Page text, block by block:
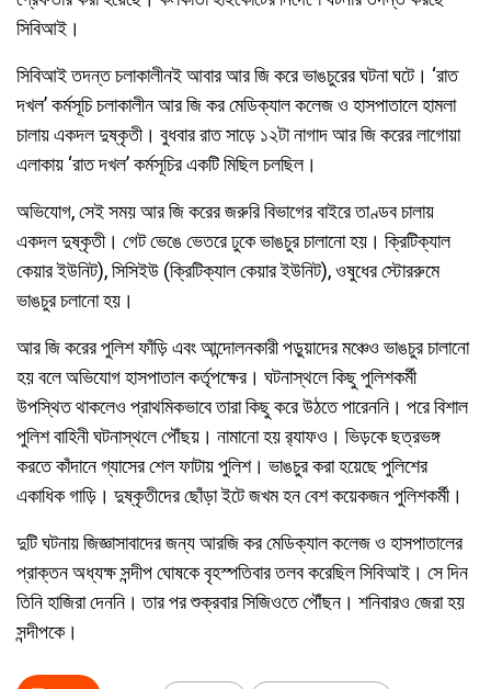
সিবিআই।
সিবিআই তদন্ত চলাকালীনই আবার আর জি করে ভাঙচুরের ঘটনা ঘটে। ‘রাত
দখল’ কর্মসূচি চলাকালীন আর জি কর মেডিক্যাল কলেজ ও হাসপাতালে হামলা
চালায় একদল দুষ্কৃতী। বুধবার রাত সাড়ে ১২টা নাগাদ আর জি করের লাগোয়া
এলাকায় ‘রাত দখল’ কর্মসূচির একটি মিছিল চলছিল।
অভিযোগ, সেই সময় আর জি করের জরুরি বিভাগের বাইরে তাণ্ডব চালায়
একদল দুষ্কৃতী। গেট ভেঙে ভেতরে ঢুকে ভাঙচুর চালানো হয়। ক্রিটিক্যাল
কেয়ার ইউনিট), সিসিইউ (ক্রিটিক্যাল কেয়ার ইউনিট), ওষুধের স্টোররুমে
ভাঙচুর চলানো হয়।
আর জি করের পুলিশ ফাঁড়ি এবং আন্দোলনকারী পড়ুয়াদের মঞ্চেও ভাঙচুর চালানো
হয় বলে অভিযোগ হাসপাতাল কর্তৃপক্ষের। ঘটনাস্থলে কিছু পুলিশকর্মী
উপস্থিত থাকলেও প্রাথমিকভাবে তারা কিছু করে উঠতে পারেননি। পরে বিশাল
পুলিশ বাহিনী ঘটনাস্থলে পৌঁছয়। নামানো হয় র‌্যাফও। ভিড়কে ছত্রভঙ্গ
করতে কাঁদানে গ্যাসের শেল ফাটায় পুলিশ। ভাঙচুর করা হয়েছে পুলিশের
একাধিক গাড়ি। দুষ্কৃতীদের ছোঁড়া ইটে জখম হন বেশ কয়েকজন পুলিশকর্মী।
দুটি ঘটনায় জিজ্ঞাসাবাদের জন্য আরজি কর মেডিক্যাল কলেজ ও হাসপাতালের
প্রাক্তন অধ্যক্ষ সন্দীপ ঘোষকে বৃহস্পতিবার তলব করেছিল সিবিআই‌। সে দিন
তিনি হাজিরা দেননি। তার পর শুক্রবার সিজিওতে পৌঁছন। শনিবারও জেরা হয়
সন্দীপকে।